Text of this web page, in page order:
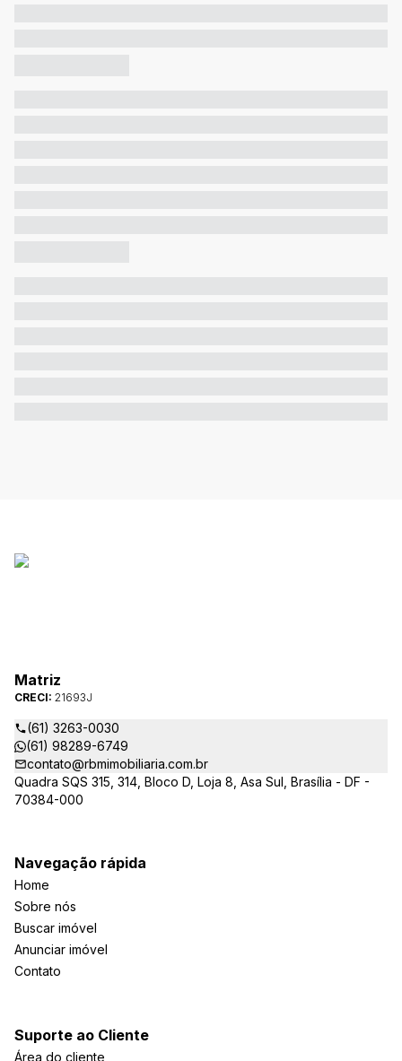
Matriz
CRECI: 21693J
(61) 3263-0030
(61) 98289-6749
contato@rbmimobiliaria.com.br
Quadra SQS 315, 314, Bloco D, Loja 8, Asa Sul, Brasília - DF -
70384-000
Navegação rápida
Home
Sobre nós
Buscar imóvel
Anunciar imóvel
Contato
Suporte ao Cliente
Área do cliente